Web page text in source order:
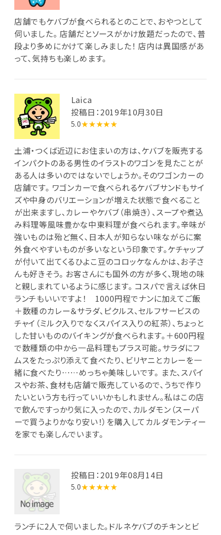
店舗でもケバブが食べられるとのことで、おやつとして
伺いました。 店舗だとソースがかけ放題だったので、普
段より多めにかけて楽しみました！ 店内は異国感があ
って、気持ちも楽しめます。
Laica
投稿日：2019年10月30日
5.0★★★★★
土浦・つくば近辺にお住まいの方は、ケバブを販売する
インパクトのある男性のイラストのワゴンを見たことが
ある人は多いのではないでしょうか。そのワゴンカーの
店舗です。 ワゴンカーで食べられるケバブサンドもサイ
ズや中身のバリエーションが増えた状態で食べること
が出来ますし、カレーやケバブ（串焼き）、スープや煮込
み料理等風味豊かな中東料理が食べられます。辛味が
強いものは殆ど無く、日本人が知らない味ながらに案
外食べやすいものが多いなという印象です。ケチャップ
が付いて出てくるひよこ豆のコロッケなんかは、お子さ
んも好きそう。 お客さんにも国外の方が多く、現地の味
と親しまれているように感じます。 コスパで言えば休日
ランチもいいですよ！ 1000円程でナンに加えてご飯
＋数種のカレー＆サラダ、ピクルス、セルフサービスの
チャイ（ミルク入りでなくスパイス入りの紅茶）、ちょっと
した甘いもののバイキングが食べられます。＋600円程
で数種類の中から一品料理もプラス可能。サラダにフ
ムスをたっぷり添えて食べたり、ビリヤニとカレーを一
緒に食べたり……めっちゃ美味しいです。 また、スパイ
スやお茶、食材も店舗で販売しているので、うちで作り
たいという方も行っていいかもしれません。私はこの店
で飲んですっかり気に入ったので、カルダモン（スーパ
ーで買うよりかなり安い！）を購入してカルダモンティー
を家でも楽しんでいます。
投稿日：2019年08月14日
5.0★★★★★
ランチに2人で伺いました。ドルネケバブのチキンとビ